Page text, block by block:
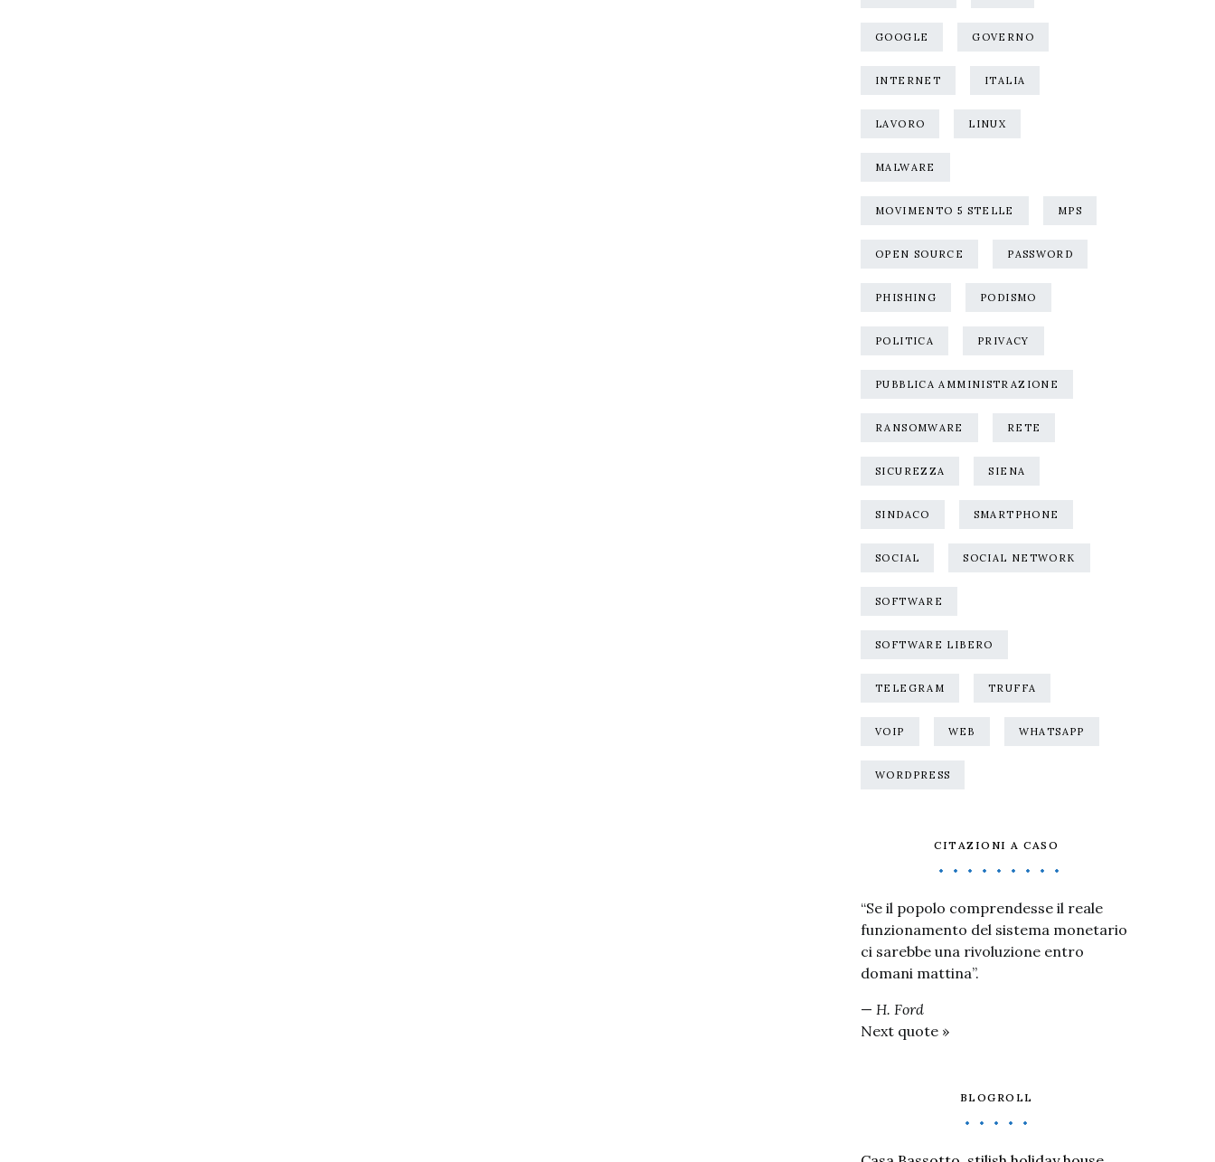
GOOGLE GOVERNO
INTERNET ITALIA
LAVORO LINUX
MALWARE
MOVIMENTO 5 STELLE MPS
OPEN SOURCE PASSWORD
PHISHING PODISMO
POLITICA PRIVACY
PUBBLICA AMMINISTRAZIONE
RANSOMWARE RETE
SICUREZZA SIENA
SINDACO SMARTPHONE
SOCIAL SOCIAL NETWORK
SOFTWARE
SOFTWARE LIBERO
TELEGRAM TRUFFA
VOIP WEB WHATSAPP
WORDPRESS
CITAZIONI A CASO
“Se il popolo comprendesse il reale
funzionamento del sistema monetario
ci sarebbe una rivoluzione entro
domani mattina”.
— H. Ford
Next quote »
BLOGROLL